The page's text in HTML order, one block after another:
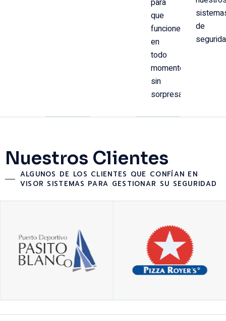
para
que
funcionen
en
todo
momento,
sin
sorpresas.
de
Nuestros Clientes
ALGUNOS DE LOS CLIENTES QUE CONFÍAN EN
VISOR SISTEMAS PARA GESTIONAR SU SEGURIDAD